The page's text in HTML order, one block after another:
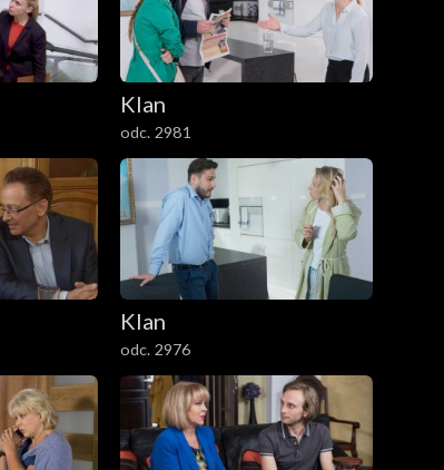
Klan
odc. 2981
Klan
odc. 2976